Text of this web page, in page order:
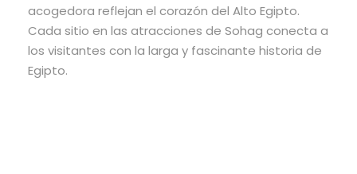
acogedora reflejan el corazón del Alto Egipto.
Cada sitio en las atracciones de Sohag conecta a
los visitantes con la larga y fascinante historia de
Egipto.